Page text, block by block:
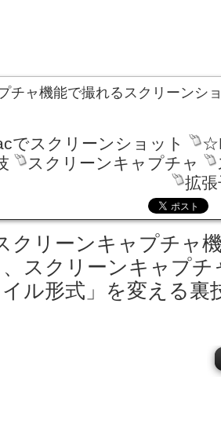
チャ機能で撮れるスクリーンシ
でスクリーンショット
スクリーンキャプチャ
拡
クリーンキャプチャ
スクリーンキャプチ
ル形式」を変える裏